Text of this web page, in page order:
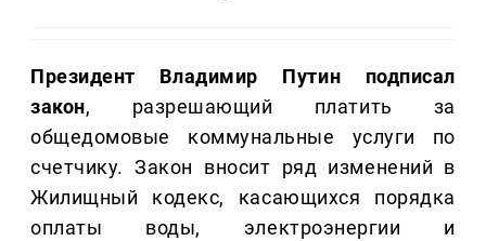
Президент Владимир Путин подписал
закон, разрешающий платить за
общедомовые коммунальные услуги по
счетчику. Закон вносит ряд изменений в
Жилищный кодекс, касающихся порядка
оплаты воды, электроэнергии и